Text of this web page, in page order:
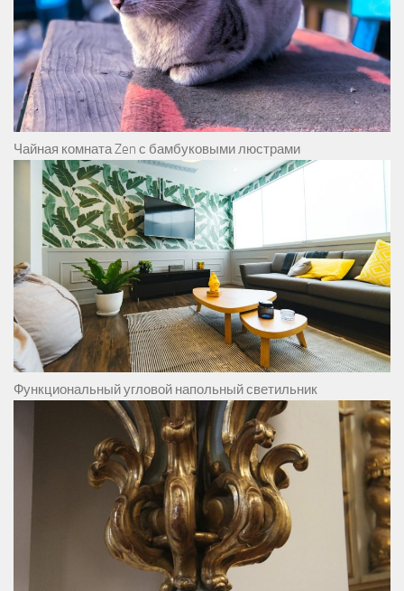
Чайная комната Zen с бамбуковыми люстрами
Функциональный угловой напольный светильник